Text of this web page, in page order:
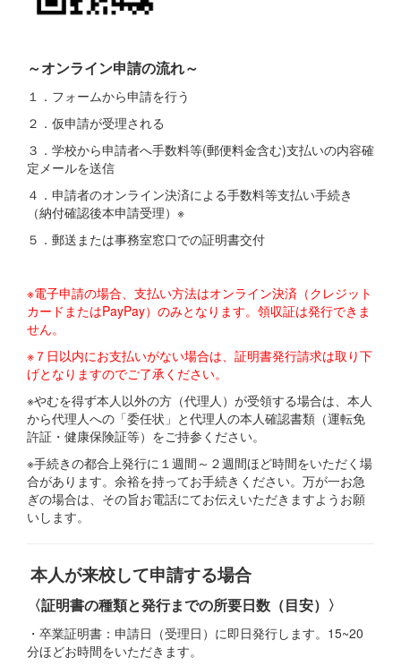
～オンライン申請の流れ～
１．フォームから申請を行う
２．仮申請が受理される
３．学校から申請者へ手数料等(郵便料金含む)支払いの内容確
定メールを送信
４．申請者のオンライン決済による手数料等支払い手続き
（納付確認後本申請受理）※
５．郵送または事務室窓口での証明書交付
※電子申請の場合、支払い方法はオンライン決済（クレジット
カードまたはPayPay）のみとなります。領収証は発行できま
せん。
※７日以内にお支払いがない場合は、証明書発行請求は取り下
げとなりますのでご了承ください。
※やむを得ず本人以外の方（代理人）が受領する場合は、本人
から代理人への「委任状」と代理人の本人確認書類（運転免
許証・健康保険証等）をご持参ください。
※手続きの都合上発行に１週間～２週間ほど時間をいただく場
合があります。余裕を持ってお手続きください。万が一お急
ぎの場合は、その旨お電話にてお伝えいただきますようお願
いします。
本人が来校して申請する場合
〈証明書の種類と発行までの所要日数（目安）〉
・卒業証明書：申請日（受理日）に即日発行します。15~20
分ほどお時間をいただきます。